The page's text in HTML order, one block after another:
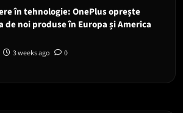
în tehnologie: OnePlus oprește
de noi produse în Europa și America
3 weeks ago 0